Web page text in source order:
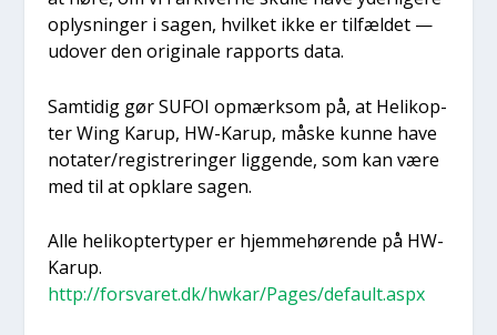
oplys­nin­ger i sagen, hvil­ket ikke er til­fæl­det —
udover den ori­gi­na­le rap­ports data.
Sam­ti­dig gør SUFOI opmærk­som på, at Heli­kop­
ter Wing Karup, HW-Karup, måske kun­ne have
notater/registreringer lig­gen­de, som kan være
med til at opkla­re sagen.
Alle heli­kop­ter­ty­per er hjem­me­hø­ren­de på HW-
Karup.
http://forsvaret.dk/hwkar/Pages/default.aspx